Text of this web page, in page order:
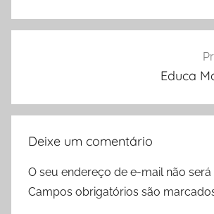
Educa
Deixe um comentário
O seu endereço de e-mail não
Campos obrigatórios são